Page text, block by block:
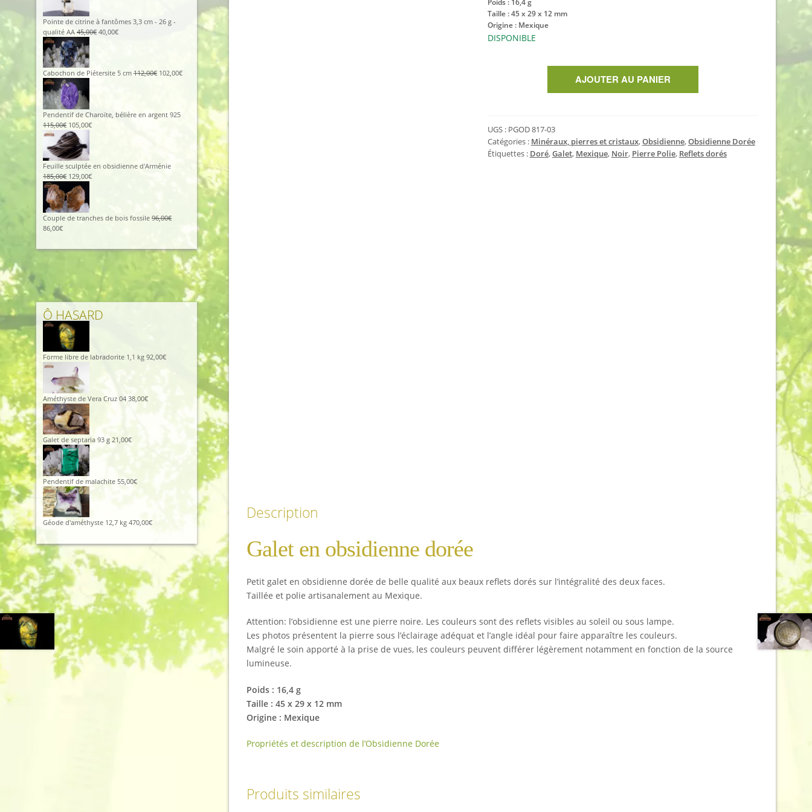
Poids : 16,4 g
Taille : 45 x 29 x 12 mm
Origine : Mexique
DISPONIBLE
en
Obsidienne
Dorée
AJOUTER AU PANIER
UGS : PGOD 817-03
Catégories : Minéraux, pierres et cristaux,Obsidienne,Obsidienne Dorée
Étiquettes : Doré,Galet, Mexique, Noir, Pierre Polie, Reflets dorés
Description
Galet en obsidienne dorée
Petit galet en obsidienne dorée de belle qualité aux beaux reflets dorés sur l’intégralité des deux faces.
Taillée et polie artisanalement au Mexique.
Attention: l’obsidienne est une pierre noire. Les couleurs sont des reflets visibles au soleil ou sous lampe.
Les photos présentent la pierre sous l’éclairage adéquat et l’angle idéal pour faire apparaître les couleurs.
Malgré le soin apporté à la prise de vues, les couleurs peuvent différer légèrement notamment en fonction de la source
lumineuse.
Poids : 16,4 g
Taille : 45 x 29 x 12 mm
Origine : Mexique
Propriétés et description de l’Obsidienne Dorée
Produits similaires
425,00€.380,00€.
Pointe de citrine à fantômes 3,3 cm - 26 g -
qualité AA 45,00€ Le
45,00€.
40,00€Le
40,00€.
Cabochon de Piétersite 5 cm 112,00€ Le
112,00€.
102,00€Le
Pendentif de Charoïte, bélière en argent 925
115,00€ Le
prix
initial
était :
115,00€.
105,00€Le
105,00€.
Feuille sculptée en obsidienne d'Arménie
185,00€ Le
prix
initial
était :
185,00€.
129,00€Le
129,00€.
Couple de tranches de bois fossile 96,00€
Le
initial
86,00€Le
actuel
Ô HASARD
Forme libre de labradorite 1,1 kg 92,00€
Améthyste de Vera Cruz 04 38,00€
Galet de septaria 93 g 21,00€
Pendentif de malachite 55,00€
Géode d'améthyste 12,7 kg 470,00€